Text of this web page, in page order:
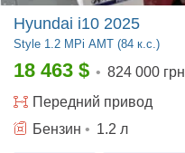
Hyundai i10 2025
Style 1.2 MPi АMT (84 к.с.)
18 463 $ • 824 000 грн
Передний привод
Бензин • 1.2 л